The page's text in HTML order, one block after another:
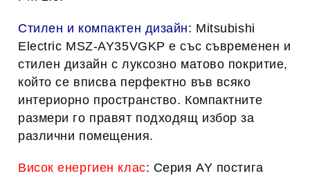
Стилен и компактен дизайн: Mitsubishi
Electric MSZ-AY35VGKP е със съвременен и
стилен дизайн с луксозно матово покритие,
който се вписва перфектно във всяко
интериорно пространство. Компактните
размери го правят подходящ избор за
различни помещения.
Висок енергиен клас: Серия AY постига